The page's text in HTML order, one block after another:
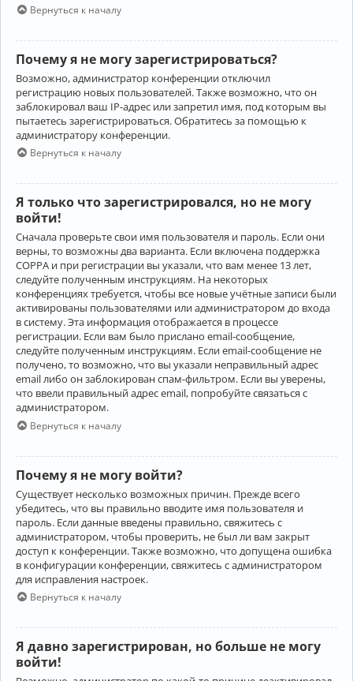
Вернуться к началу
Почему я не могу зарегистрироваться?
Возможно, администратор конференции отключил
регистрацию новых пользователей. Также возможно, что он
заблокировал ваш IP-адрес или запретил имя, под которым вы
пытаетесь зарегистрироваться. Обратитесь за помощью к
администратору конференции.
Вернуться к началу
Я только что зарегистрировался, но не могу
войти!
Сначала проверьте свои имя пользователя и пароль. Если они
верны, то возможны два варианта. Если включена поддержка
COPPA и при регистрации вы указали, что вам менее 13 лет,
следуйте полученным инструкциям. На некоторых
конференциях требуется, чтобы все новые учётные записи были
активированы пользователями или администратором до входа
в систему. Эта информация отображается в процессе
регистрации. Если вам было прислано email-сообщение,
следуйте полученным инструкциям. Если email-сообщение не
получено, то возможно, что вы указали неправильный адрес
email либо он заблокирован спам-фильтром. Если вы уверены,
что ввели правильный адрес email, попробуйте связаться с
администратором.
Вернуться к началу
Почему я не могу войти?
Существует несколько возможных причин. Прежде всего
убедитесь, что вы правильно вводите имя пользователя и
пароль. Если данные введены правильно, свяжитесь с
администратором, чтобы проверить, не был ли вам закрыт
доступ к конференции. Также возможно, что допущена ошибка
в конфигурации конференции, свяжитесь с администратором
для исправления настроек.
Вернуться к началу
Я давно зарегистрирован, но больше не могу
войти!